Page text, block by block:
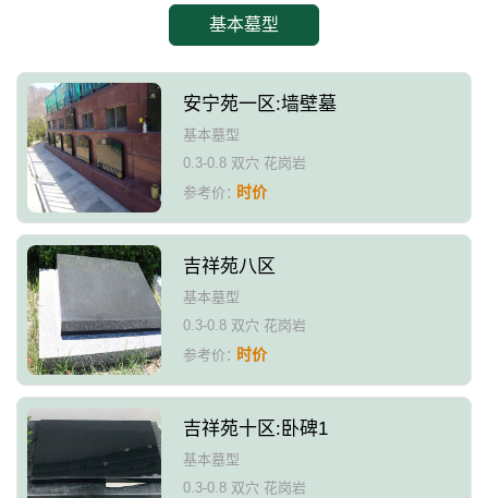
基本墓型
安宁苑一区:墙壁墓
基本墓型
0.3-0.8 双穴 花岗岩
参考价：时价
吉祥苑八区
基本墓型
0.3-0.8 双穴 花岗岩
参考价：时价
吉祥苑十区:卧碑1
基本墓型
0.3-0.8 双穴 花岗岩